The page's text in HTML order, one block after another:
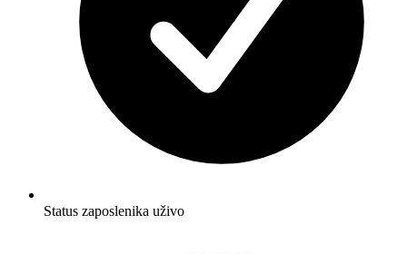
Status zaposlenika uživo